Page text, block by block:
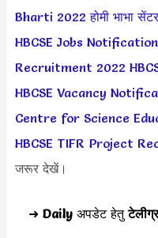
Bharti 2022 होमी भाभा
HBCSE Jobs
Recruitment 2022
HBCSE Vacancy
Centre for Science
HBCSE TIFR Project
जरूर देखें।
➜ Daily अपडेट हेतु